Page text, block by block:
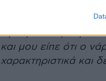
του ο ηθοποιός
τη θεραπεύτριά μου
και μου είπε ότι ο
χαρακτηριστικά και